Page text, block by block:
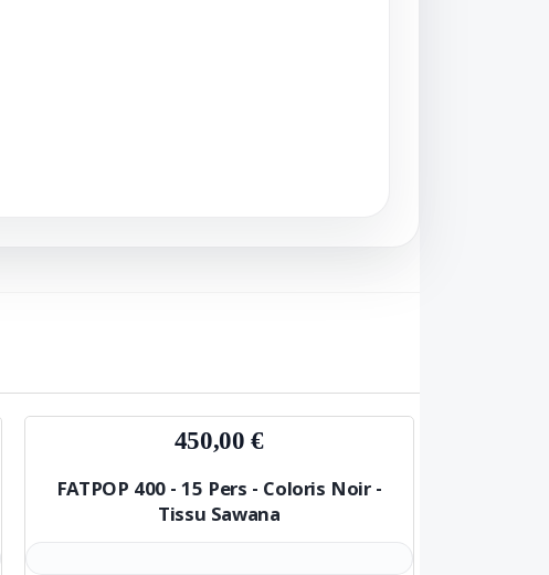
450,00 €
FATPOP 400 - 15 Pers - Coloris Noir -
Tissu Sawana